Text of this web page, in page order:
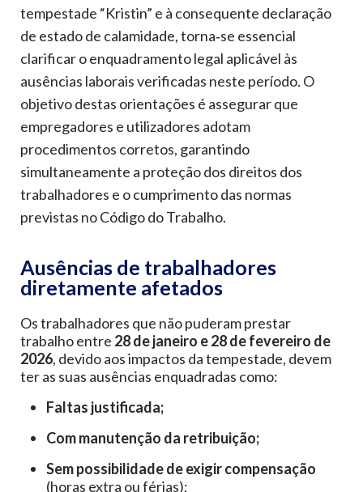
tempestade “Kristin” e à consequente declaração
de estado de calamidade, torna‑se essencial
clarificar o enquadramento legal aplicável às
ausências laborais verificadas neste período. O
objetivo destas orientações é assegurar que
empregadores e utilizadores adotam
procedimentos corretos, garantindo
simultaneamente a proteção dos direitos dos
trabalhadores e o cumprimento das normas
previstas no Código do Trabalho.
Ausências de trabalhadores
diretamente afetados
Os trabalhadores que não puderam prestar
trabalho entre 28 de janeiro e 28 de fevereiro de
2026, devido aos impactos da tempestade, devem
ter as suas ausências enquadradas como:
Faltas justificada;
Com manutenção da retribuição;
Sem possibilidade de exigir compensação
(horas extra ou férias);